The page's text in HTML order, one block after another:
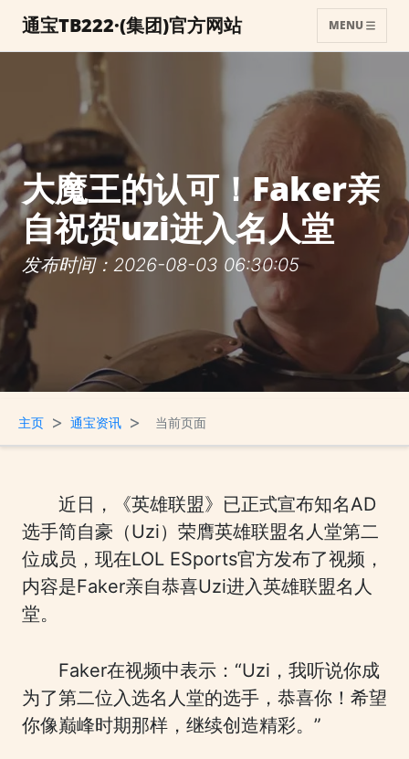
通宝TB222·(集团)官方网站 MENU
大魔王的认可！Faker亲
自祝贺uzi进入名人堂
发布时间：2026-08-03 06:30:05
主页 > 通宝资讯 > 当前页面
近日，《英雄联盟》已正式宣布知名AD
选手简自豪（Uzi）荣膺英雄联盟名人堂第二
位成员，现在LOL ESports官方发布了视频，
内容是Faker亲自恭喜Uzi进入英雄联盟名人
堂。
Faker在视频中表示：“Uzi，我听说你成
为了第二位入选名人堂的选手，恭喜你！希望
你像巅峰时期那样，继续创造精彩。”